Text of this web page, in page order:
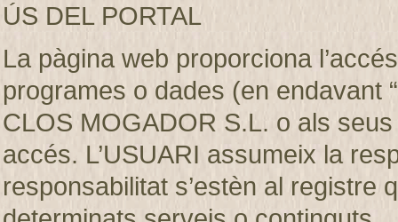
ÚS DEL PORTAL
La pàgina web proporciona
programes o dades (en endavant
CLOS MOGADOR S.L. o als
accés. L’USUARI assumeix la
responsabilitat s’estèn al registre